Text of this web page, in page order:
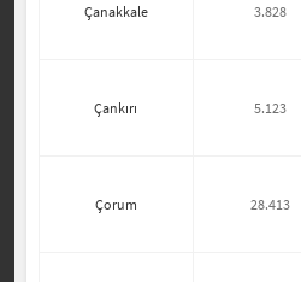
Çanakkale 3.828
Çankırı 5.123
Çorum 28.413